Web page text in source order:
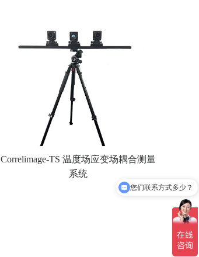
Correlimage-TS 温度场应变场耦合测量
系统
您们联系方式多少？